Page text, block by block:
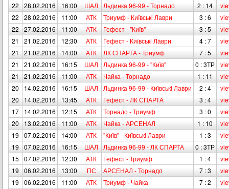
22
28.02.2016 16:00 ШАЛ Льдинка 96-99 - Торнадо 2 : 14
22
28.02.2016 11:00 АТК Триумф - Київськi Лаври 3 : 6
22
27.02.2016 11:00 АТК Гефест - "Київ" 3 : 5
21
21.02.2016 12:30 АТК Гефест - Київськi Лаври 4 : 7
21
21.02.2016 14:00 АТК ЛК СПАРТА - Триумф 7 : 5
21
21.02.2016 16:15 ШАЛ Льдинка 96-99 - "Київ" 0 : 3ТР
21
21.02.2016 11:00 АТК Чайка - Торнадо 1 : 11
20
14.02.2016 16:15 ШАЛ Льдинка 96-99 - Київськi Лаври 2 : 4
20
14.02.2016 13:45 АТК Гефест - ЛК СПАРТА 3 : 4
17
14.02.2016 12:15 АТК Торнадо - Триумф 3 : 0
20
13.02.2016 11:00 АТК Чайка - АРСЕНАЛ 1 : 10
19
07.02.2016 14:00 АТК "Київ" - Київськi Лаври 1 : 3
19 07.02.2016 16:15 ШАЛ Льдинка 96-99 - ЛК СПАРТА 0 : 3ТР
15
07.02.2016 12:30 АТК Гефест - Триумф 1 : 4
19 06.02.2016 13:00 ПС АРСЕНАЛ - Торнадо 7 : 3
19
06.02.2016 11:00 АТК Триумф - Чайка 7 : 2